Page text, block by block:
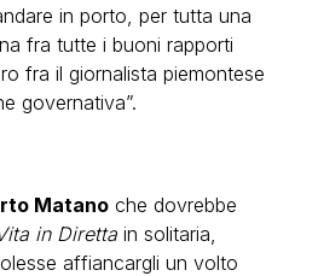
in porto, per tutta una
fra tutte i buoni rapporti
fra il giornalista piemontese
governativa”.
Matano che dovrebbe
in Diretta in solitaria,
affiancargli un volto